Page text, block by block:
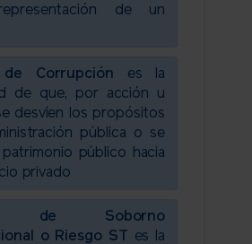
de un
de Corrupción es la
de que, por acción u
desvíen los propósitos
pública o se
público hacia
privado
de Soborno
o Riesgo ST
es la